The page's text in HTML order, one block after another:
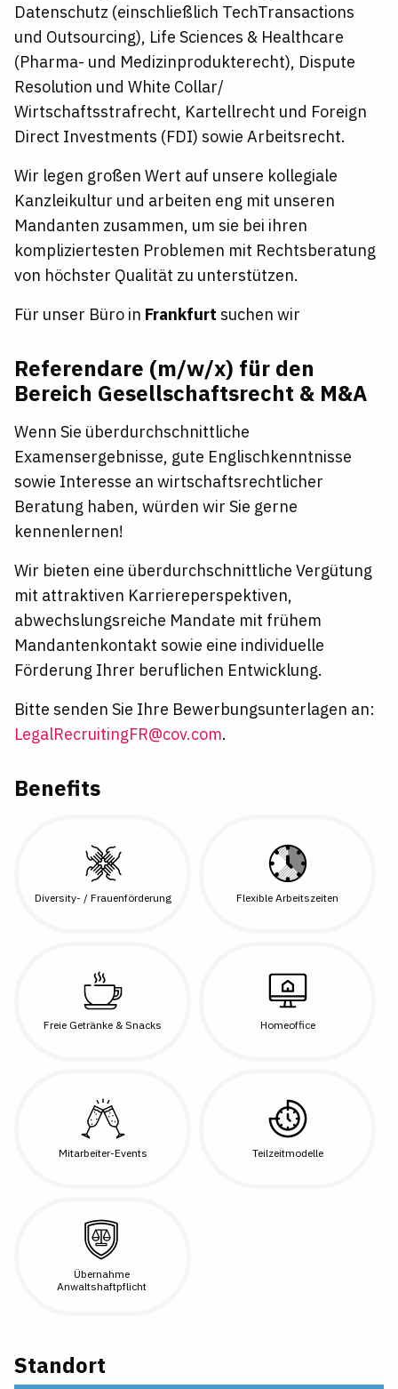
Datenschutz (einschließlich TechTransactions
und Outsourcing), Life Sciences & Healthcare
(Pharma- und Medizinprodukterecht), Dispute
Resolution und White Collar/
Wirtschaftsstrafrecht, Kartellrecht und Foreign
Direct Investments (FDI) sowie Arbeitsrecht.
Wir legen großen Wert auf unsere kollegiale
Kanzleikultur und arbeiten eng mit unseren
Mandanten zusammen, um sie bei ihren
kompliziertesten Problemen mit Rechtsberatung
von höchster Qualität zu unterstützen.
Für unser Büro in Frankfurt suchen wir
Referendare (m/w/x) für den
Bereich Gesellschaftsrecht & M&A
Wenn Sie überdurchschnittliche
Examensergebnisse, gute Englischkenntnisse
sowie Interesse an wirtschaftsrechtlicher
Beratung haben, würden wir Sie gerne
kennenlernen!
Wir bieten eine überdurchschnittliche Vergütung
mit attraktiven Karriereperspektiven,
abwechslungsreiche Mandate mit frühem
Mandantenkontakt sowie eine individuelle
Förderung Ihrer beruflichen Entwicklung.
Bitte senden Sie Ihre Bewerbungsunterlagen an:
LegalRecruitingFR@cov.com.
Benefits
Diversity- / Frauenförderung Flexible Arbeitszeiten
Freie Getränke & Snacks Homeoffice
Mitarbeiter-Events Teilzeitmodelle
Übernahme
Anwaltshaftpflicht
Standort